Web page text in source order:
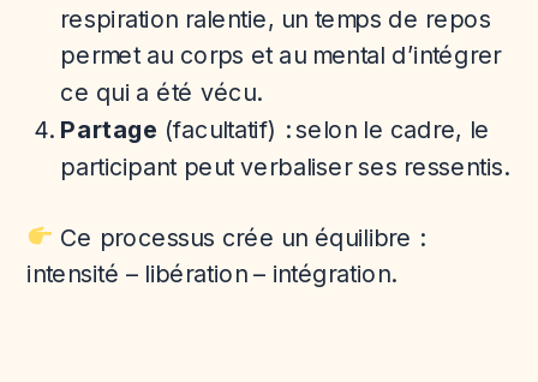
respiration ralentie, un temps de repos
permet au corps et au mental d’intégrer
ce qui a été vécu.
Partage (facultatif) : selon le cadre, le
participant peut verbaliser ses ressentis.
Ce processus crée un équilibre :
intensité – libération – intégration.